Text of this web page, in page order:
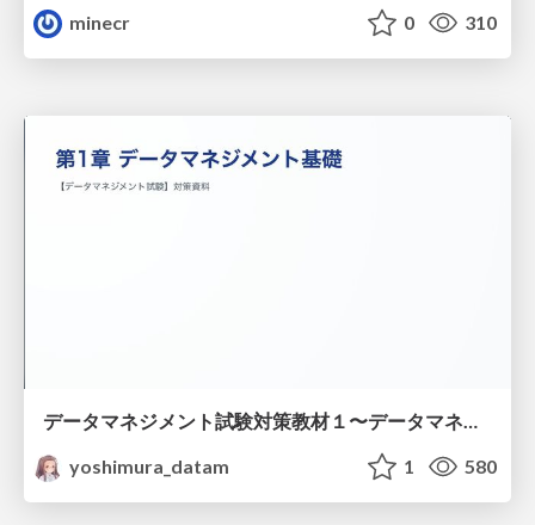
minecr
0 310
データマネジメント試験対策教材１〜データマネジメント基礎〜
yoshimura_datam
1 580